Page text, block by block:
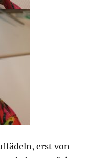
erst von